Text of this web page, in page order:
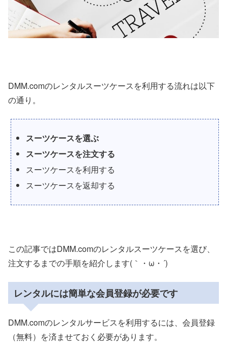
DMM.comのレンタルスーツケースを利用する流れは以下
の通り。
スーツケースを選ぶ
スーツケースを注文する
スーツケースを利用する
スーツケースを返却する
この記事ではDMM.comのレンタルスーツケースを選び、
注文するまでの手順を紹介します(｀・ω・´)
レンタルには簡単な会員登録が必要です
DMM.comのレンタルサービスを利用するには、会員登録
（無料）を済ませておく必要があります。